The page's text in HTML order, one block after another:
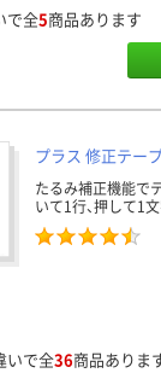
で全5商品あります
プラス 修正テー
たるみ補正機能で
いて1行、押して1
いで全36商品ありま